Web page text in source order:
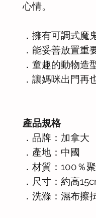
心情。
．擁有可調式魔
．能妥善放置重
．童趣的動物造
．讓媽咪出門再
產品規格
．品牌：加拿大
．產地：中國
．材質：100％
．尺寸：約高
．洗滌：濕布擦